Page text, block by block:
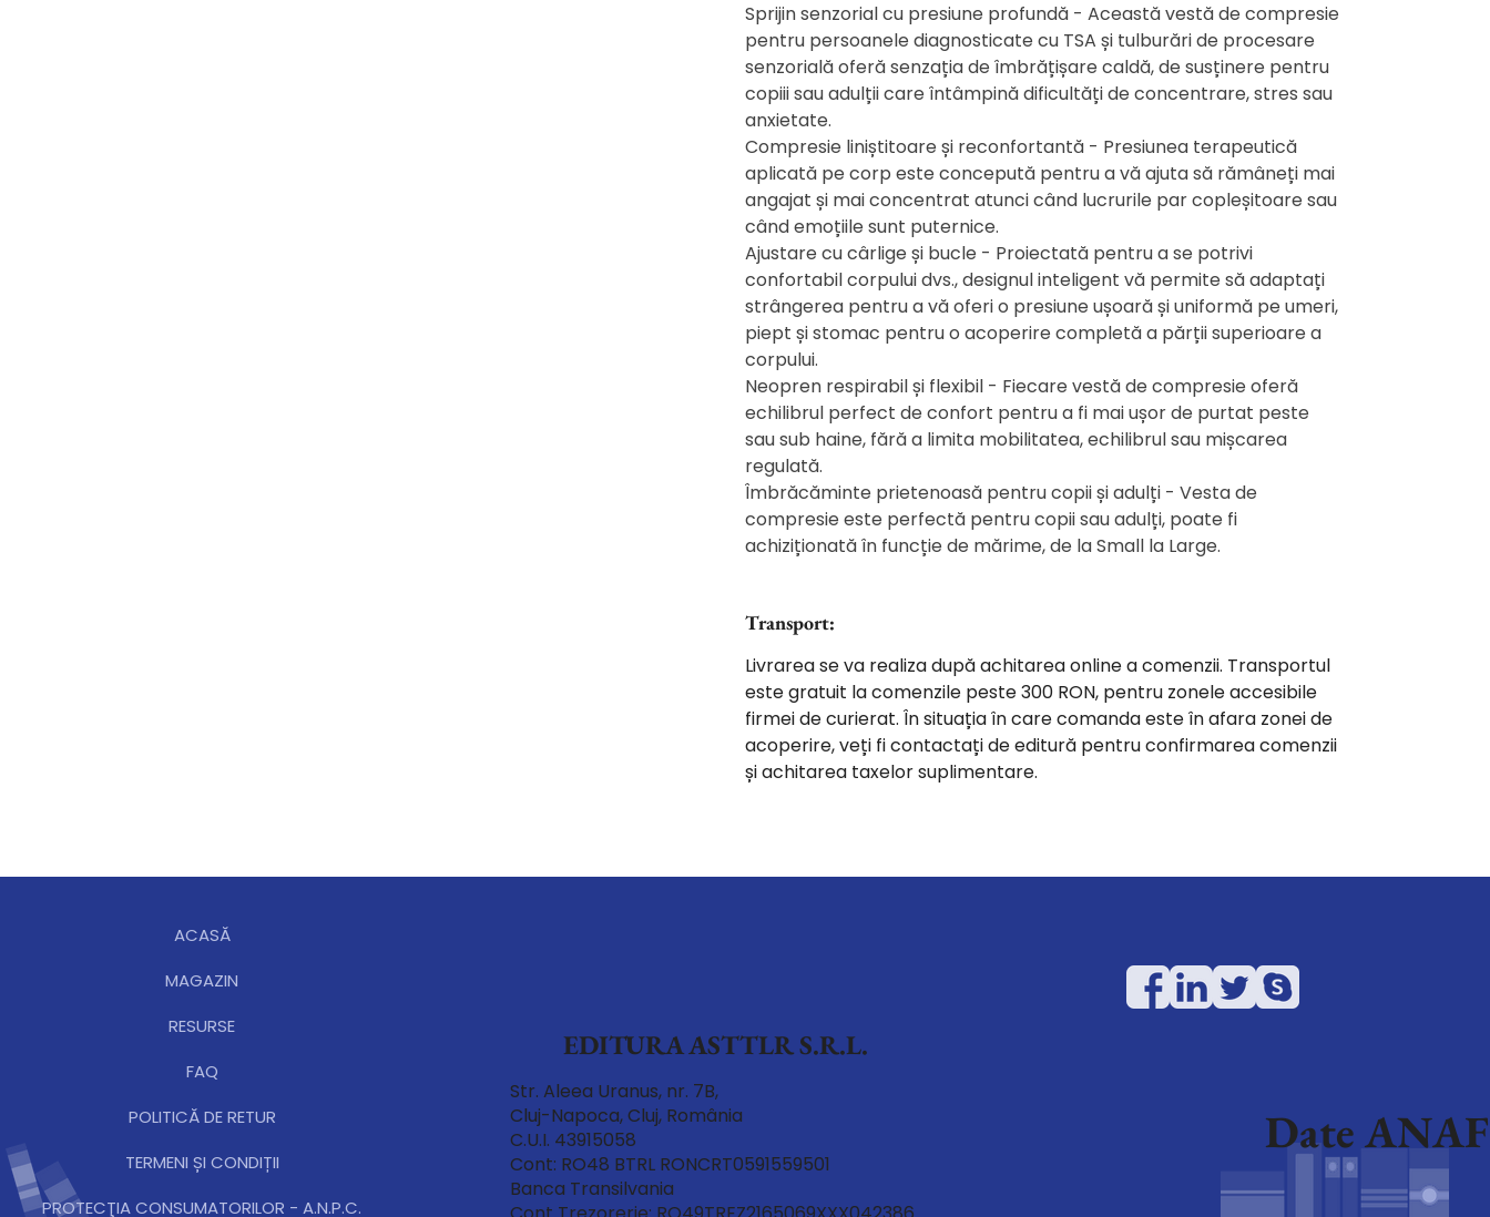
Sprijin senzorial cu presiune profundă - Această vestă de compresie
pentru persoanele diagnosticate cu TSA și tulburări de procesare
senzorială oferă senzația de îmbrățișare caldă, de susținere pentru
copiii sau adulții care întâmpină dificultăți de concentrare, stres sau
anxietate.
Compresie liniștitoare și reconfortantă - Presiunea terapeutică
aplicată pe corp este concepută pentru a vă ajuta să rămâneți mai
angajat și mai concentrat atunci când lucrurile par copleșitoare sau
când emoțiile sunt puternice.
Ajustare cu cârlige și bucle - Proiectată pentru a se potrivi
confortabil corpului dvs., designul inteligent vă permite să adaptați
strângerea pentru a vă oferi o presiune ușoară și uniformă pe umeri,
piept și stomac pentru o acoperire completă a părții superioare a
corpului.
Neopren respirabil și flexibil - Fiecare vestă de compresie oferă
echilibrul perfect de confort pentru a fi mai ușor de purtat peste
sau sub haine, fără a limita mobilitatea, echilibrul sau mișcarea
regulată.
Îmbrăcăminte prietenoasă pentru copii și adulți - Vesta de
compresie este perfectă pentru copii sau adulți, poate fi
achiziționată în funcție de mărime, de la Small la Large.
Transport:
Livrarea se va realiza după achitarea online a comenzii. Transportul
este gratuit la comenzile peste 300 RON, pentru zonele accesibile
firmei de curierat. În situația în care comanda este în afara zonei de
acoperire, veți fi contactați de editură pentru confirmarea comenzii
și achitarea taxelor suplimentare.
EDITURA ASTTLR S.R.L.
Str. Aleea Uranus, nr. 7B,
Cluj-Napoca, Cluj, România
C.U.I. 43915058
Cont: RO48 BTRL RONCRT0591559501
Banca Transilvania
ACASĂ
MAGAZIN
RESURSE
FAQ
POLITICĂ DE RETUR
TERMENI ȘI CONDIȚII
PROTECŢIA CONSUMATORILOR - A.N.P.C.
Date ANAF